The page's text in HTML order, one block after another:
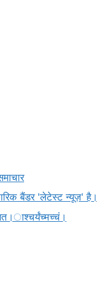
बैंडर 'लेटेस्ट न्यूज़' है।